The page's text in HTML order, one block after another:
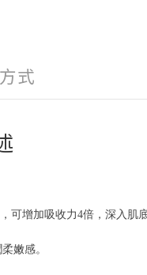
式
可增加吸收力4倍，深入肌
嫩感。